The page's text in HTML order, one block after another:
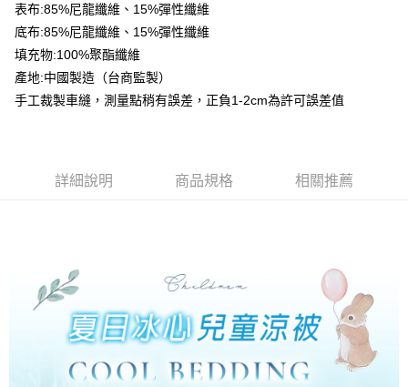
便利好安心！
１．簡單：不需註冊會員、不需綁卡、不需儲值。
２．便利：只要手機號碼，簡訊認證，即可結帳。
３．安心：先確認商品／服務後，再付款。
１．於結帳方式選擇「AFTEE先享後付」後，將跳轉至「AFTEE先享後付」
ATM／網路銀行／等多元方式進行付款，方視為交易完成。
※ 請注意：結帳手續完成當下不需立刻繳費，但若您需要取消訂單，請聯絡
客戶支援中心」
https://netprotections.freshdesk.com/support/home
【注意事項】
１．透過由恩沛科技股份有限公司提供之「AFTEE先享後付」服務完成之交
易，需依本服務之必要範圍內提供個人資料，並將交易相關給付款項請求債
２．關於個人資料處理事宜，請瀏覽以下網址：
運送方式
全家取貨付款
免運費
7-11取貨付款
宅配
每筆NT$100，滿NT$499(含以上)免運費
每筆NT$100，滿NT$499(含以上)免運費
表布:85%尼龍纖維、15%彈性纖維
底布:85%尼龍纖維、15%彈性纖維
填充物:100%聚酯纖維
產地:中國製造（台商監製）
手工裁製車縫，測量點稍有誤差，正負1-2cm為許可誤差值
詳細說明 商品規格 相關推薦